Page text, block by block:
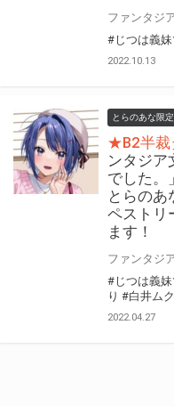
#じつは義妹
2022.10.13
とらのあな限
★B2半裁
ンタジア
でした。
とらのあ
ペストリ
ます！
#じつは義妹
り #白井ムク
2022.04.27